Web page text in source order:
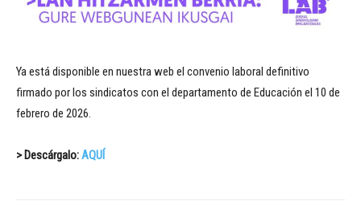
Ya está disponible en nuestra web el convenio laboral definitivo
firmado por los sindicatos con el departamento de Educación el 10 de
febrero de 2026.
> Descárgalo:AQUÍ